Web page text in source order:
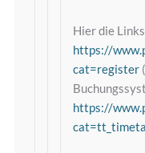
Hier die
https://
cat=register
https://